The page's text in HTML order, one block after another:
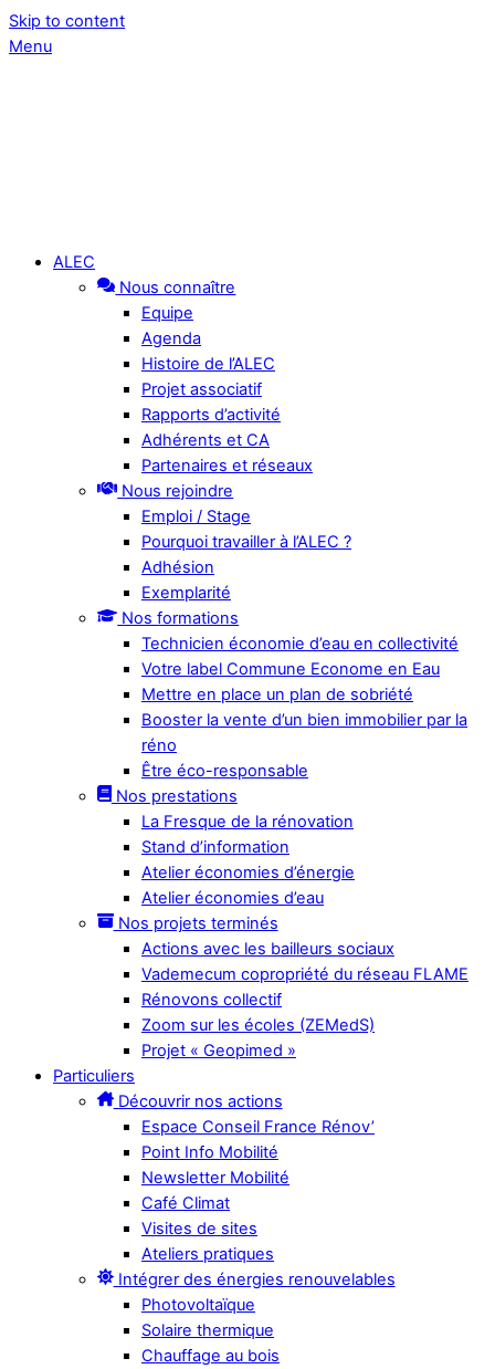
Skip to content
Menu
ALEC
Nous connaître
Equipe
Agenda
Histoire de l’ALEC
Projet associatif
Rapports d’activité
Adhérents et CA
Partenaires et réseaux
Nous rejoindre
Emploi / Stage
Pourquoi travailler à l’ALEC ?
Adhésion
Exemplarité
Nos formations
Technicien économie d’eau en collectivité
Votre label Commune Econome en Eau
Mettre en place un plan de sobriété
Booster la vente d’un bien immobilier par la
réno
Être éco-responsable
Nos prestations
La Fresque de la rénovation
Stand d’information
Atelier économies d’énergie
Atelier économies d’eau
Nos projets terminés
Actions avec les bailleurs sociaux
Vademecum copropriété du réseau FLAME
Rénovons collectif
Zoom sur les écoles (ZEMedS)
Projet « Geopimed »
Particuliers
Découvrir nos actions
Espace Conseil France Rénov’
Point Info Mobilité
Newsletter Mobilité
Café Climat
Visites de sites
Ateliers pratiques
Intégrer des énergies renouvelables
Photovoltaïque
Solaire thermique
Chauffage au bois